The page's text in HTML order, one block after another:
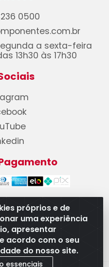
próprios e de
uma experiência
apresentar
acordo com o seu
do nosso site.
essenciais
0500
a sexta-feira
13h30 às 17h30
LTDA - CNPJ
Níquel, 667 - Parque
GO - CEP 74375-660